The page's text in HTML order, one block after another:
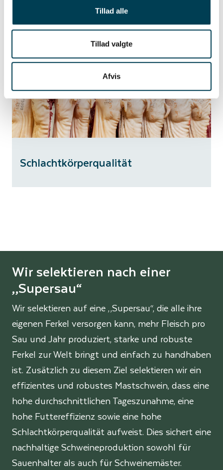
Tillad alle
Tillad valgte
Afvis
Muttereigenschaften
Schlachtkörperqualität
Wir selektieren nach einer
„Supersau“
Wir selektieren auf eine „Supersau“, die alle ihre
eigenen Ferkel versorgen kann, mehr Fleisch pro
Sau und Jahr produziert, starke und robuste
Ferkel zur Welt bringt und einfach zu handhaben
ist. Zusätzlich zu diesem Ziel selektieren wir ein
effizientes und robustes Mastschwein, dass eine
hohe durchschnittlichen Tageszunahme, eine
hohe Futtereffizienz sowie eine hohe
Schlachtkörperqualität aufweist. Dies sichert eine
nachhaltige Schweineproduktion sowohl für
Sauenhalter als auch für Schweinemäster.